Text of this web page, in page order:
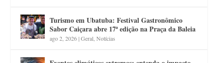
Turismo em Ubatuba: Festival Gastronômico
Sabor Caiçara abre 17ª edição na Praça da Baleia
ago 2, 2026|Geral ,Notícias